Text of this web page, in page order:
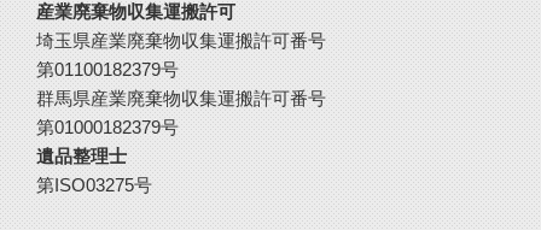
産業廃棄物収集運搬許可
埼玉県産業廃棄物収集運搬許可番号
第01100182379号
群馬県産業廃棄物収集運搬許可番号
第01000182379号
遺品整理士
第ISO03275号